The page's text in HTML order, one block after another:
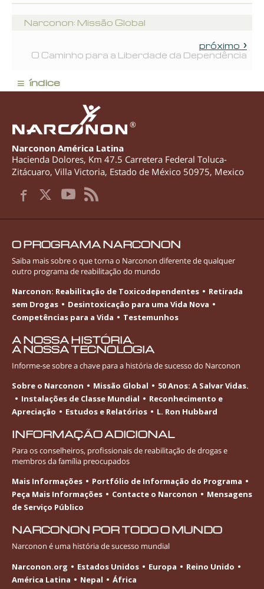
Narconon: Missão Global
próximo
O Caminho para a Liberdade da Dependência
≡ índice
®
Narconon América Latina
Hacienda Dolores, Km 47.5 Carretera Federal Toluca-
Zitácuaro, Villa Victoria, Estado de México 50975, Mexico
O PROGRAMA NARCONON
Saiba mais sobre o que torna o Narconon diferente de qualquer
outro programa de reabilitação do mundo
Narconon: Reabilitação de Toxicodependentes
Retirada
sem Drogas
Desintoxicação para uma Vida Nova
Competências para a Vida
Testemunhos
A NOSSA HISTÓRIA.
A NOSSA TECNOLOGIA
Informe-sesobre a chave para a história de sucesso do Narconon
Sobre o Narconon
Missão Global
50 Anos: A Salvar Vidas.
Instalações de Classe Mundial
Reconhecimento e
Apreciação
Estudos e Relatórios L. Ron Hubbard
INFORMAÇÃO ADICIONAL
Para os conselheiros, profissionais de reabilitação de drogas e
membros da família preocupados
Mais Informações
Portfólio de Informação do Programa
Peça Mais Informações
Contacte o Narconon
Mensagens
de Serviço Público
NARCONON POR TODO O MUNDO
Narconon é uma história de sucesso mundial
Narconon.org
Estados Unidos Europa
Reino Unido
América Latina
Nepal África